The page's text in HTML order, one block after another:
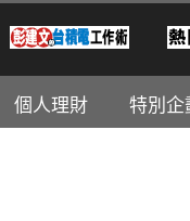
個人理財 特別企